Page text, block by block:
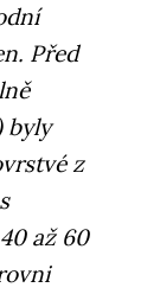
Před
byly
z
až 60